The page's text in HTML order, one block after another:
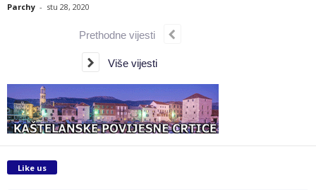
Parchy - stu 28, 2020
Prethodne vijesti
Više vijesti
Like us